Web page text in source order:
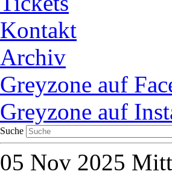
Kontakt
Archiv
Greyzone auf
Greyzone auf
Suche
05 Nov 2025